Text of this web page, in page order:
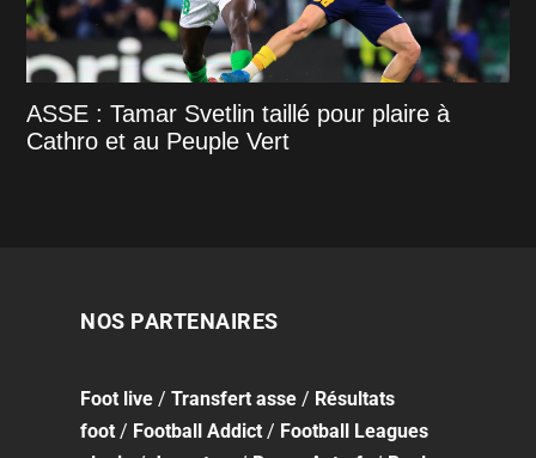
ASSE : Tamar Svetlin taillé pour plaire à
Cathro et au Peuple Vert
NOS PARTENAIRES
Foot live /Transfert asse / Résultats
foot / Football Addict / Football Leagues